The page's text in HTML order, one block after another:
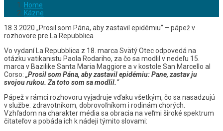
Home
Kázne
18.3.2020 „Prosil som Pána, aby zastavil epidémiu“ – pápež v
rozhovore pre La Repubblica
Vo vydaní La Repubblica z 18. marca Svätý Otec odpovedá na
otázku vatikanistu Paola Rodariho, za čo sa modlil v nedeľu 15.
marca v Bazilike Santa Maria Maggiore a v kostole San Marcello al
Corso: „Prosil som Pána, aby zastavil epidémiu: Pane, zastav ju
svojou rukou. Za toto som sa modlil.“
Pápež v rámci rozhovoru vyjadruje vďaku všetkým, čo sa nasadzujú
v službe: zdravotníkom, dobrovoľníkom i rodinám chorých.
Vzhľadom na charakter média sa obracia na veľmi široké spektrum
čitateľov a pobáda ich k nádeji týmito slovami: